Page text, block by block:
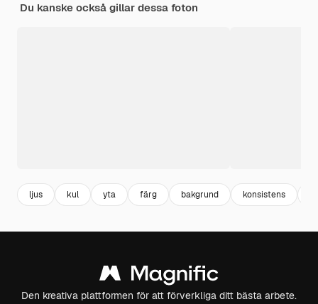
Du kanske också gillar dessa foton
ljus kul yta färg bakgrund konsistens
Den kreativa plattformen för att förverkliga ditt bästa arbete.